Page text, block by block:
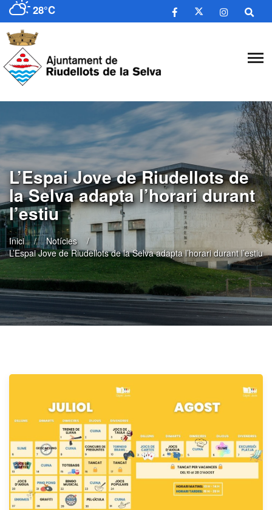
28°C
​L’Espai Jove de Riudellots de
la Selva adapta l’horari durant
l’estiu
Inici
Notícies
​L’Espai Jove de Riudellots de la Selva adapta l’horari durant l’estiu